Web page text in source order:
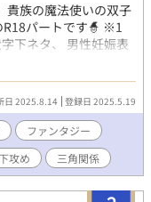
貴族の魔法使いの双子
R18パートです🧙 ※1
下ネタ、 男性妊娠表
ら読めます ♡R15創
409921296
日 2025.8.14 登録日 2025.5.19
ファンタジー
攻め 三角関係